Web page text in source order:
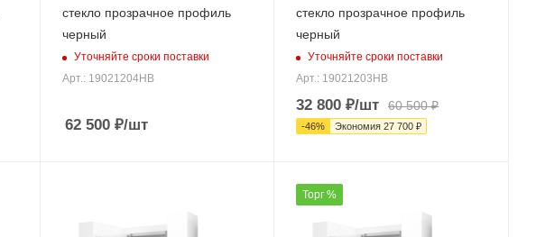
стекло прозрачное профиль
черный
Уточняйте сроки поставки
Арт.: 19021204HB
62 500₽/шт
стекло прозрачное профиль
черный
Уточняйте сроки поставки
Арт.: 19021203HB
32 800 ₽/шт 60 500₽
-46% Экономия27 700 ₽
Торг %